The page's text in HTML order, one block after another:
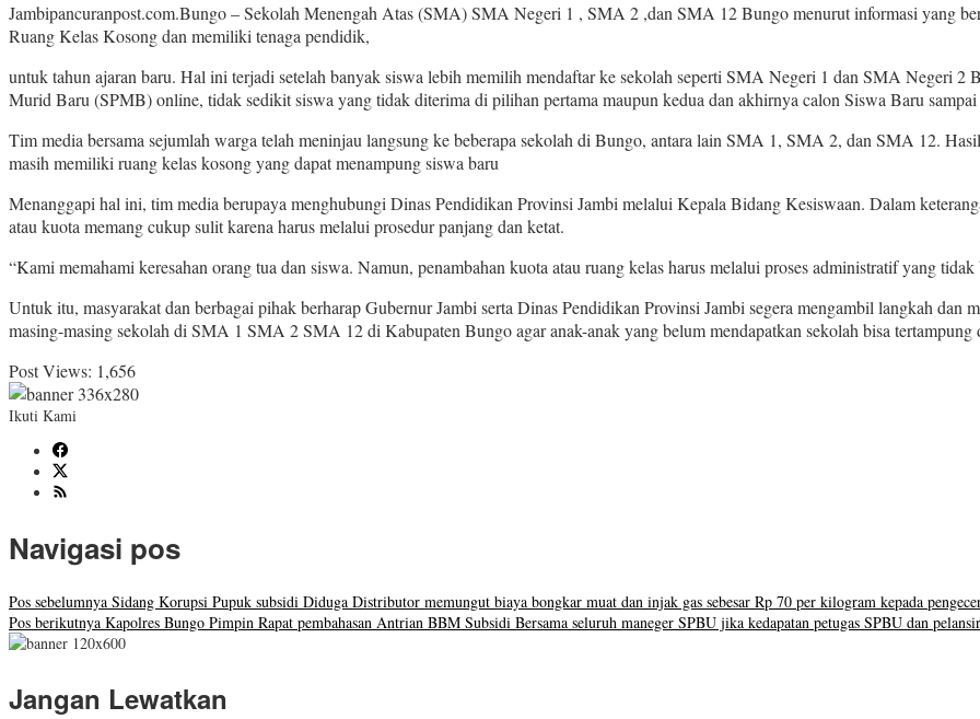
Jambipancuranpost.com.Bungo – Sekolah Menengah Atas (SMA) SMA Negeri 1 , SMA 2 ,dan SMA 12 Bungo menurut informasi yang
Ruang Kelas Kosong dan memiliki tenaga pendidik,
untuk tahun ajaran baru. Hal ini terjadi setelah banyak siswa lebih memilih mendaftar ke sekolah seperti SMA Negeri 1 dan SMA Negeri 2
Murid Baru (SPMB) online, tidak sedikit siswa yang tidak diterima di pilihan pertama maupun kedua dan akhirnya calon Siswa Baru
Tim media bersama sejumlah warga telah meninjau langsung ke beberapa sekolah di Bungo, antara lain SMA 1, SMA 2, dan SMA 12.
masih memiliki ruang kelas kosong yang dapat menampung siswa baru
Menanggapi hal ini, tim media berupaya menghubungi Dinas Pendidikan Provinsi Jambi melalui Kepala Bidang Kesiswaan. Dalam
atau kuota memang cukup sulit karena harus melalui prosedur panjang dan ketat.
“Kami memahami keresahan orang tua dan siswa. Namun, penambahan kuota atau ruang kelas harus melalui proses administratif yang
Untuk itu, masyarakat dan berbagai pihak berharap Gubernur Jambi serta Dinas Pendidikan Provinsi Jambi segera mengambil langkah dan
masing-masing sekolah di SMA 1 SMA 2 SMA 12 di Kabupaten Bungo agar anak-anak yang belum mendapatkan sekolah bisa
Post Views: 1,656
Ikuti Kami
Navigasi pos
Pos sebelumnya Sidang Korupsi Pupuk subsidi Diduga Distributor memungut biaya bongkar muat dan injak gas sebesar Rp 70 per kilogram kepada
Pos berikutnya Kapolres Bungo Pimpin Rapat pembahasan Antrian BBM Subsidi Bersama seluruh maneger SPBU jika kedapatan petugas SPBU dan
Jangan Lewatkan